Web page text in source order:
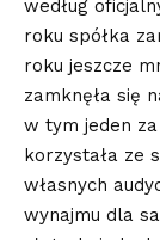
według
roku spółka
roku jeszcze
zamknęła się
w tym jeden za
korzystała ze
własnych
wynajmu dla